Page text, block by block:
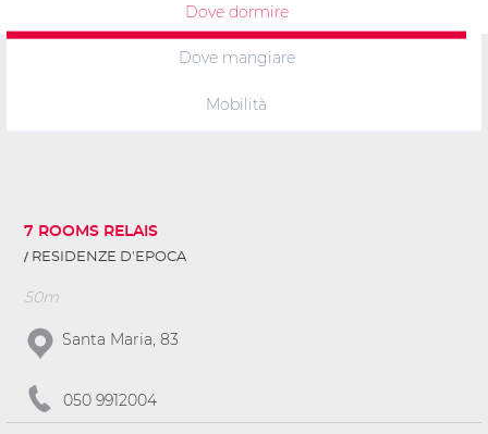
Dove dormire
Dove mangiare
Mobilità
7 ROOMS RELAIS
RESIDENZE D'EPOCA
50m
Santa Maria, 83
050 9912004